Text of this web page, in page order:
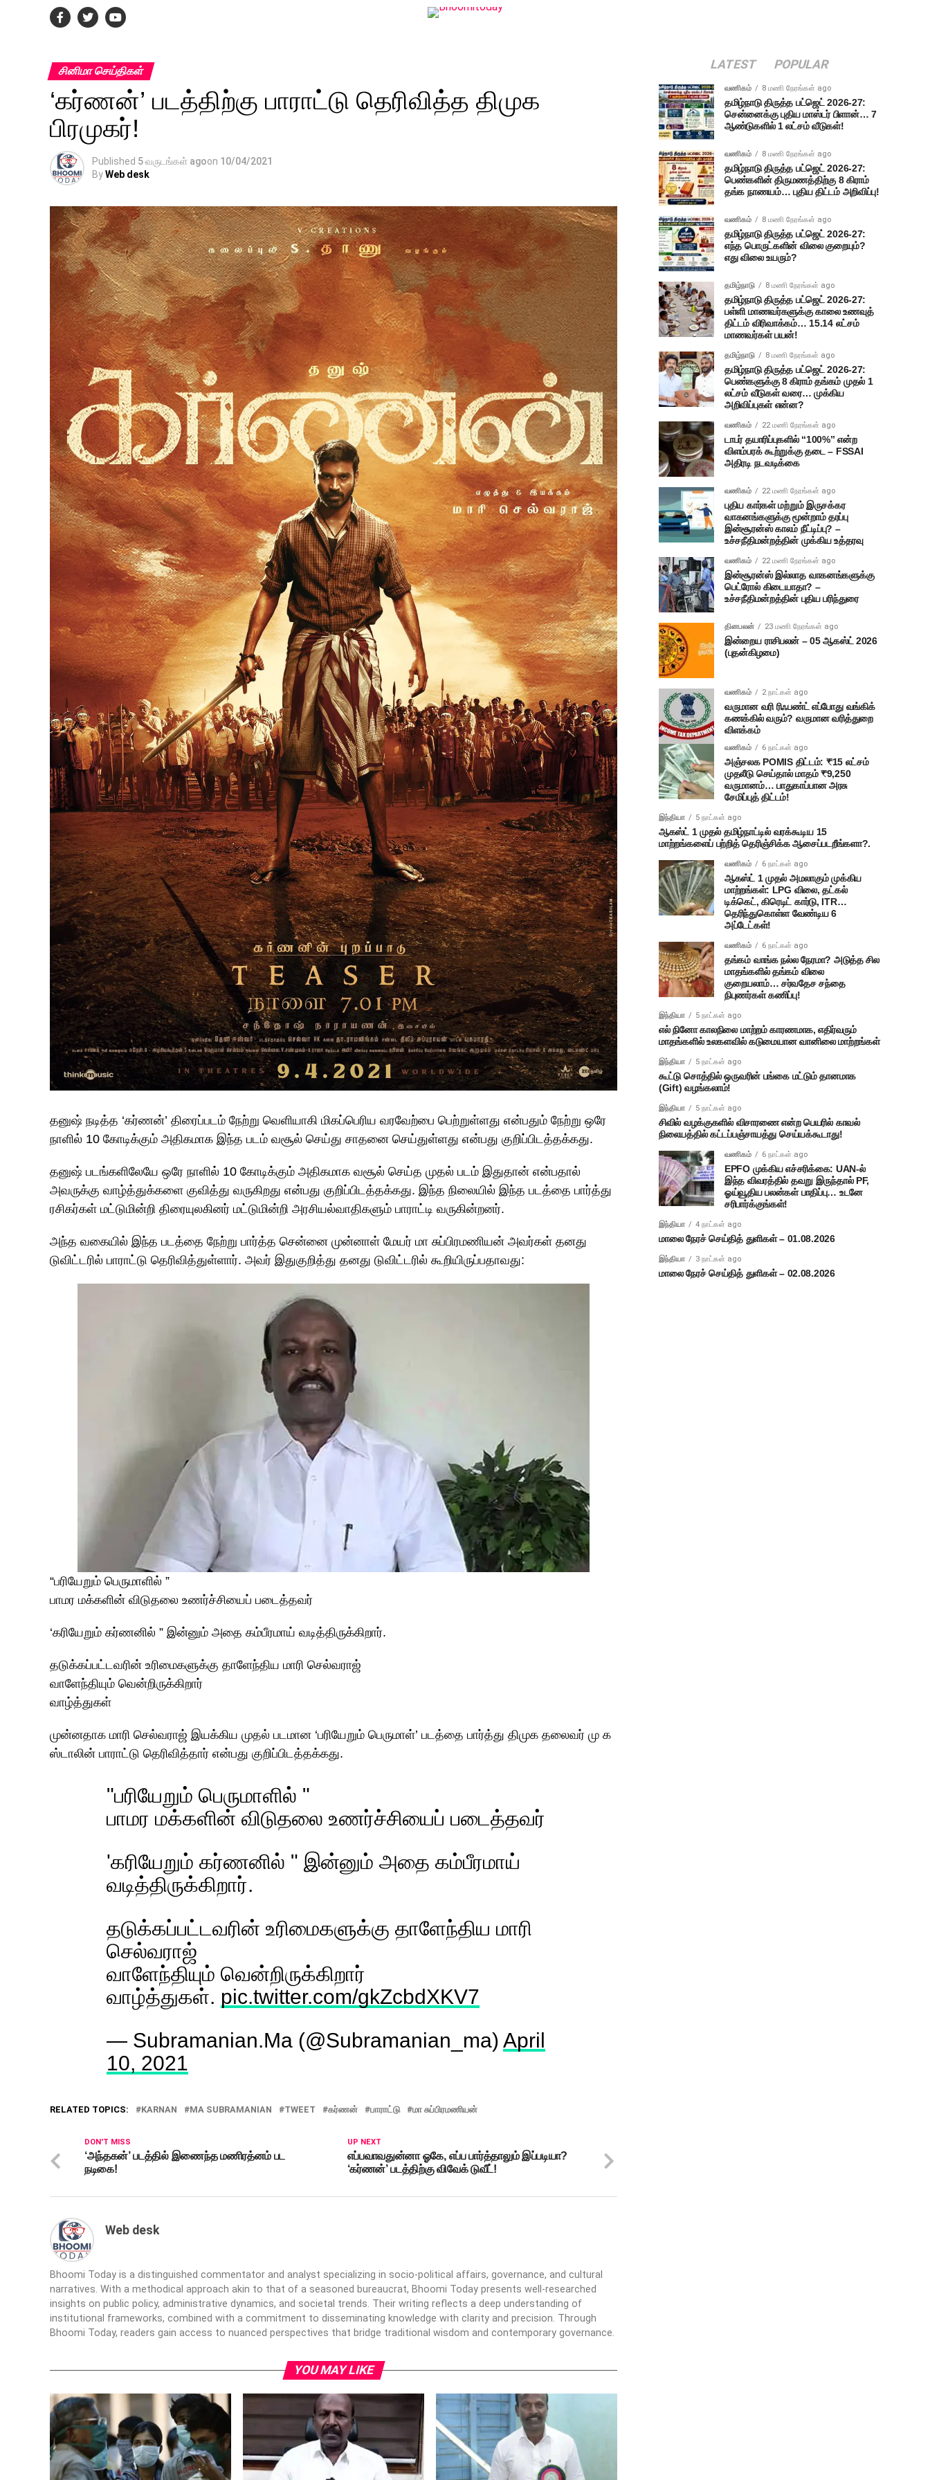
சினிமா செய்திகள்
‘கர்ணன்’ படத்திற்கு பாராட்டு தெரிவித்த திமுக
பிரமுகர்!
Published 5 வருடங்கள் agoon 10/04/2021
ByWeb desk
தனுஷ் நடித்த ‘கர்ணன்’ திரைப்படம் நேற்று வெளியாகி மிகப்பெரிய வரவேற்பை பெற்றுள்ளது என்பதும் நேற்று ஒரே
நாளில் 10 கோடிக்கும் அதிகமாக இந்த படம் வசூல் செய்து சாதனை செய்துள்ளது என்பது குறிப்பிடத்தக்கது.
தனுஷ் படங்களிலேயே ஒரே நாளில் 10 கோடிக்கும் அதிகமாக வசூல் செய்த முதல் படம் இதுதான் என்பதால்
அவருக்கு வாழ்த்துக்களை குவித்து வருகிறது என்பது குறிப்பிடத்தக்கது. இந்த நிலையில் இந்த படத்தை பார்த்து
ரசிகர்கள் மட்டுமின்றி திரையுலகினர் மட்டுமின்றி அரசியல்வாதிகளும் பாராட்டி வருகின்றனர்.
அந்த வகையில் இந்த படத்தை நேற்று பார்த்த சென்னை முன்னாள் மேயர் மா சுப்பிரமணியன் அவர்கள் தனது
டுவிட்டரில் பாராட்டு தெரிவித்துள்ளார். அவர் இதுகுறித்து தனது டுவிட்டரில் கூறியிருப்பதாவது:
“பரியேறும் பெருமாளில் ”
பாமர மக்களின் விடுதலை உணர்ச்சியைப் படைத்தவர்
‘கரியேறும் கர்ணனில் ” இன்னும் அதை கம்பீரமாய் வடித்திருக்கிறார்.
தடுக்கப்பட்டவரின் உரிமைகளுக்கு தாளேந்திய மாரி செல்வராஜ்
வாளேந்தியும் வென்றிருக்கிறார்
வாழ்த்துகள்
முன்னதாக மாரி செல்வராஜ் இயக்கிய முதல் படமான ‘பரியேறும் பெருமாள்’ படத்தை பார்த்து திமுக தலைவர் மு க
ஸ்டாலின் பாராட்டு தெரிவித்தார் என்பது குறிப்பிடத்தக்கது.
"பரியேறும் பெருமாளில் "
பாமர மக்களின் விடுதலை உணர்ச்சியைப் படைத்தவர்
'கரியேறும் கர்ணனில் " இன்னும் அதை கம்பீரமாய்
வடித்திருக்கிறார்.
தடுக்கப்பட்டவரின் உரிமைகளுக்கு தாளேந்திய மாரி
செல்வராஜ்
வாளேந்தியும் வென்றிருக்கிறார்
வாழ்த்துகள். pic.twitter.com/gkZcbdXKV7
— Subramanian.Ma (@Subramanian_ma) April
10, 2021
RELATED TOPICS: KARNAN MA SUBRAMANIAN TWEET கர்ணன் பாராட்டு மா சுப்பிரமணியன்
UP NEXT
எப்பவாவதுன்னா ஓகே, எப்ப பார்த்தாலும் இப்படியா?
‘கர்ணன்’ படத்திற்கு விவேக் டுவீட்!
DON'T MISS
‘அந்தகன்’ படத்தில் இணைந்த மணிரத்னம் பட
நடிகை!
Web desk
Bhoomi Today is a distinguished commentator and analyst specializing in socio-political affairs, governance, and cultural
narratives. With a methodical approach akin to that of a seasoned bureaucrat, Bhoomi Today presents well-researched
insights on public policy, administrative dynamics, and societal trends. Their writing reflects a deep understanding of
institutional frameworks, combined with a commitment to disseminating knowledge with clarity and precision. Through
Bhoomi Today, readers gain access to nuanced perspectives that bridge traditional wisdom and contemporary governance.
YOU MAY LIKE
LATEST POPULAR
வணிகம் 8 மணி நேரங்கள் ago
தமிழ்நாடு திருத்த பட்ஜெட் 2026-27:
சென்னைக்கு புதிய மாஸ்டர் பிளான்… 7
ஆண்டுகளில் 1 லட்சம் வீடுகள்!
வணிகம் 8 மணி நேரங்கள் ago
தமிழ்நாடு திருத்த பட்ஜெட் 2026-27:
பெண்களின் திருமணத்திற்கு 8 கிராம்
தங்க நாணயம்… புதிய திட்டம் அறிவிப்பு!
வணிகம் 8 மணி நேரங்கள் ago
தமிழ்நாடு திருத்த பட்ஜெட் 2026-27:
எந்த பொருட்களின் விலை குறையும்?
எது விலை உயரும்?
தமிழ்நாடு 8 மணி நேரங்கள் ago
தமிழ்நாடு திருத்த பட்ஜெட் 2026-27:
பள்ளி மாணவர்களுக்கு காலை உணவுத்
திட்டம் விரிவாக்கம்… 15.14 லட்சம்
மாணவர்கள் பயன்!
தமிழ்நாடு 8 மணி நேரங்கள் ago
தமிழ்நாடு திருத்த பட்ஜெட் 2026-27:
பெண்களுக்கு 8 கிராம் தங்கம் முதல் 1
லட்சம் வீடுகள் வரை… முக்கிய
அறிவிப்புகள் என்ன?
வணிகம் 22 மணி நேரங்கள் ago
டாபர் தயாரிப்புகளில் “100%” என்ற
விளம்பரக் கூற்றுக்கு தடை – FSSAI
அதிரடி நடவடிக்கை
வணிகம் 22 மணி நேரங்கள் ago
புதிய கார்கள் மற்றும் இருசக்கர
வாகனங்களுக்கு மூன்றாம் தரப்பு
இன்சூரன்ஸ் காலம் நீட்டிப்பு? –
உச்சநீதிமன்றத்தின் முக்கிய உத்தரவு
வணிகம் 22 மணி நேரங்கள் ago
இன்சூரன்ஸ் இல்லாத வாகனங்களுக்கு
பெட்ரோல் கிடையாதா? –
உச்சநீதிமன்றத்தின் புதிய பரிந்துரை
தினபலன் 23 மணி நேரங்கள் ago
இன்றைய ராசிபலன் – 05 ஆகஸ்ட் 2026
(புதன்கிழமை)
வணிகம் 2 நாட்கள் ago
வருமான வரி ரிஃபண்ட் எப்போது வங்கிக்
கணக்கில் வரும்? வருமான வரித்துறை
விளக்கம்
வணிகம் 6 நாட்கள் ago
அஞ்சலக POMIS திட்டம்: ₹15 லட்சம்
முதலீடு செய்தால் மாதம் ₹9,250
வருமானம்… பாதுகாப்பான அரசு
சேமிப்புத் திட்டம்!
இந்தியா 5 நாட்கள் ago
ஆகஸ்ட் 1 முதல் தமிழ்நாட்டில் வரக்கூடிய 15
மாற்றங்களைப் பற்றித் தெரிஞ்சிக்க ஆசைப்படறீங்களா?.
வணிகம் 6 நாட்கள் ago
ஆகஸ்ட் 1 முதல் அமலாகும் முக்கிய
மாற்றங்கள்: LPG விலை, தட்கல்
டிக்கெட், கிரெடிட் கார்டு, ITR…
தெரிந்துகொள்ள வேண்டிய 6
அப்டேட்கள்!
வணிகம் 6 நாட்கள் ago
தங்கம் வாங்க நல்ல நேரமா? அடுத்த சில
மாதங்களில் தங்கம் விலை
குறையலாம்… சர்வதேச சந்தை
நிபுணர்கள் கணிப்பு!
இந்தியா 5 நாட்கள் ago
எல் நினோ காலநிலை மாற்றம் காரணமாக, எதிர்வரும்
மாதங்களில் உலகளவில் கடுமையான வானிலை மாற்றங்கள்
இந்தியா 5 நாட்கள் ago
கூட்டு சொத்தில் ஒருவரின் பங்கை மட்டும் தானமாக
(Gift) வழங்கலாம்!
இந்தியா 5 நாட்கள் ago
சிவில் வழக்குகளில் விசாரணை என்ற பெயரில் காவல்
நிலையத்தில் கட்டப்பஞ்சாயத்து செய்யக்கூடாது!
வணிகம் 6 நாட்கள் ago
EPFO முக்கிய எச்சரிக்கை: UAN-ல்
இந்த விவரத்தில் தவறு இருந்தால் PF,
ஓய்வூதிய பலன்கள் பாதிப்பு… உடனே
சரிபார்க்குங்கள்!
இந்தியா 4 நாட்கள் ago
மாலை நேரச் செய்தித் துளிகள் – 01.08.2026
இந்தியா 3 நாட்கள் ago
மாலை நேரச் செய்தித் துளிகள் – 02.08.2026